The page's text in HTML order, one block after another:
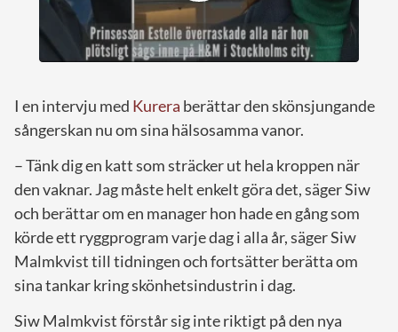
I en intervju med Kurera berättar den skönsjungande
sångerskan nu om sina hälsosamma vanor.
– Tänk dig en katt som sträcker ut hela kroppen när
den vaknar. Jag måste helt enkelt göra det, säger Siw
och berättar om en manager hon hade en gång som
körde ett ryggprogram varje dag i alla år, säger Siw
Malmkvist till tidningen och fortsätter berätta om
sina tankar kring skönhetsindustrin i dag.
Siw Malmkvist förstår sig inte riktigt på den nya